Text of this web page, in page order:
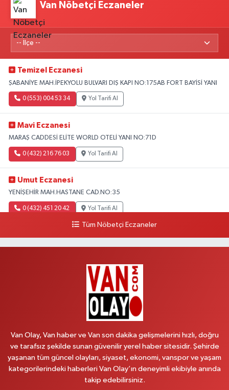
Van Nöbetçi Eczaneler
Temizel Eczanesi
ŞABANİYE MAH.İPEKYOLU BULVARI DIŞ KAPI NO:175AB FORT BAYİSİ YANI
0 (553) 004 53 34 Yol Tarifi Al
Mavi Eczanesi
MARAŞ CADDESİ ELİTE WORLD OTELİ YANI NO:71D
0 (432) 216 76 03 Yol Tarifi Al
Umut Eczanesi
YENİŞEHİR MAH.HASTANE CAD.NO:35
0 (432) 451 20 42 Yol Tarifi Al
VALİ MİTHAT BEY MAH.SIHKE CAD.HZ.ÖMER CAMİ YANI NO:6B
Yol Tarifi Al
ÜNİVERSİTE HASTANESİ DÖNÜŞÜ KAMPÜS GALERİCİLER SİTESİ YANI
Kumsal Eczanesi
ORTA MAH.MUSLİH GÖRENTAŞ BULVARI,GİMPAŞ MARKET YANI NO:62 B
Yol Tarifi Al
Tüm Nöbetçi Eczaneler
Van Olay, Van haber ve Van son dakika gelişmelerini hızlı, doğru
ve tarafsız şekilde sunan güvenilir yerel haber sitesidir. Şehirde
yaşanan tüm güncel olayları, siyaset, ekonomi, vanspor ve yaşam
kategorilerindeki haberleri Van Olay’ın deneyimli ekibiyle anında
takip edebilirsiniz.